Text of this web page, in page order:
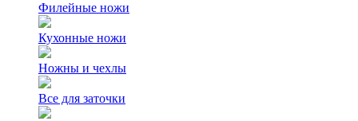
Филейные ножи
Кухонные ножи
Ножны и чехлы
Все для заточки